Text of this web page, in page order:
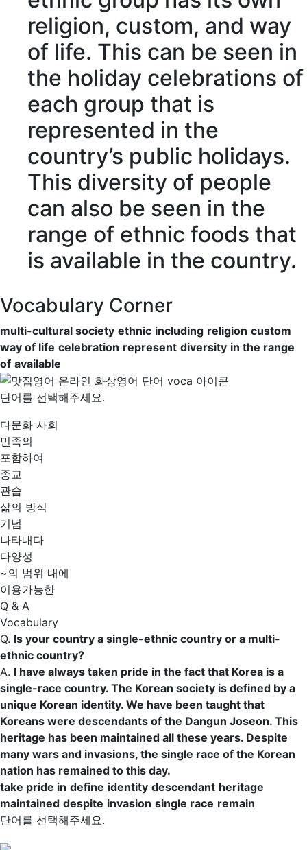
religion, custom, and way
of life. This can be seen in
the holiday celebrations of
each group that is
represented in the
country’s public holidays.
This diversity of people
can also be seen in the
range of ethnic foods that
is available in the country.
Vocabulary Corner
multi-cultural society ethnic including religion custom
way of life celebration represent diversity in the range
of available
단어를 선택해주세요.
다문화 사회
민족의
포함하여
종교
관습
삶의 방식
기념
나타내다
다양성
~의 범위 내에
이용가능한
Q & A
Vocabulary
Q. Is your country a single-ethnic country or a multi-
ethnic country?
A. I have always taken pride in the fact that Korea is a
single-race country. The Korean society is defined by a
unique Korean identity. We have been taught that
Koreans were descendants of the Dangun Joseon. This
heritage has been maintained all these years. Despite
many wars and invasions, the single race of the Korean
nation has remained to this day.
take pride in define identity descendant heritage
maintained despite invasion single race remain
단어를 선택해주세요.